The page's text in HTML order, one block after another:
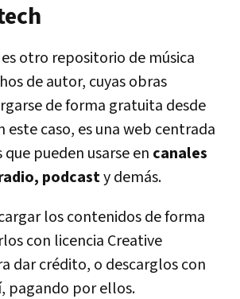
otro repositorio de música
de autor, cuyas obras
de forma gratuita desde
este caso, es una web centrada
pueden usarse en canales
podcasty demás.
los contenidos de forma
con licencia Creative
dar crédito, o descarglos con
pagando por ellos.